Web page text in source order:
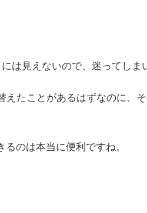
は見えないので、迷ってし
えたことがあるはずなのに、
のは本当に便利ですね。